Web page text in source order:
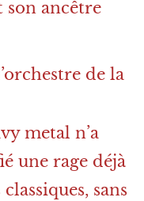
son ancêtre
de la
metal n’a
une rage déjà
sans